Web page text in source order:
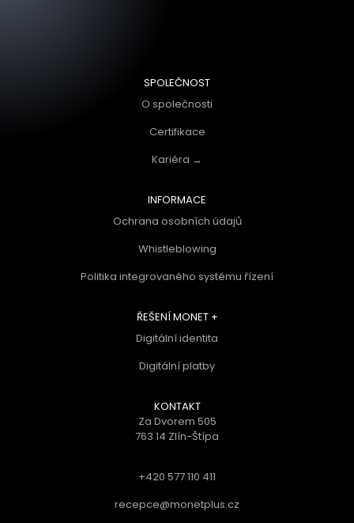
SPOLEČNOST
O společnosti
Certifikace
Kariéra →
INFORMACE
Ochrana osobních údajů
Whistleblowing
Politika integrovaného systému řízení
ŘEŠENÍ MONET +
Digitální identita
Digitální platby
KONTAKT
Za Dvorem 505
763 14 Zlín-Štípa
+420 577 110 411
recepce@monetplus.cz